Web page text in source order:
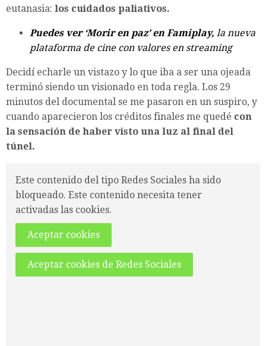
eutanasia: los cuidados paliativos.
Puedes ver ‘Morir en paz’ en Famiplay, la nueva
plataforma de cine con valores en streaming
Decidí echarle un vistazo y lo que iba a ser una ojeada
terminó siendo un visionado en toda regla. Los 29
minutos del documental se me pasaron en un suspiro, y
cuando aparecieron los créditos finales me quedé con
la sensación de haber visto una luz al final del
túnel.
Este contenido del tipo Redes Sociales ha sido
bloqueado. Este contenido necesita tener
activadas las cookies.
Aceptar cookies
Aceptar cookies de Redes Sociales